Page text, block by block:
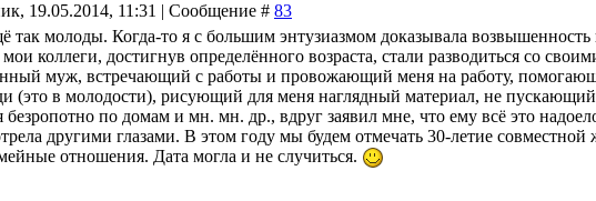
19.05.2014, 11:31 | Сообщение # 83
так молоды. Когда-то я с большим энтузиазмом доказывала возвышенность
коллеги, достигнув определённого возраста, стали разводиться со
муж, встречающий с работы и провожающий меня на работу,
(это в молодости), рисующий для меня наглядный материал, не пускающий
безропотно по домам и мн. мн. др., вдруг заявил мне, что ему всё это
другими глазами. В этом году мы будем отмечать 30-летие совместной
отношения. Дата могла и не случиться.